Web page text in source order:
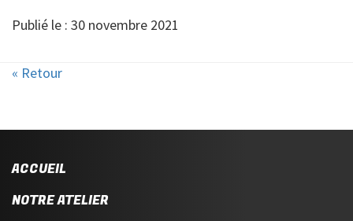
Publié le : 30 novembre 2021
« Retour
ACCUEIL
NOTRE ATELIER